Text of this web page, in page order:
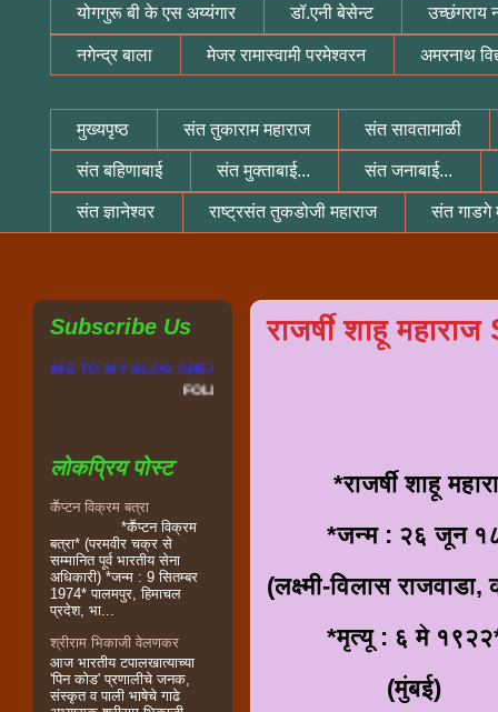
योगगुरू बी के एस अय्यंगार डॉ.एनी बेसेन्ट उच्छंगराय
नगेन्द्र बाला मेजर रामास्वामी परमेश्वरन अमरनाथ
मुख्यपृष्ठ संत तुकाराम महाराज संत सावतामाळी
संत बहिणाबाई संत मुक्ताबाई... संत जनाबाई...
संत ज्ञानेश्वर राष्ट्रसंत तुकडोजी महाराज संत गाडगे
राजर्षी शाहू
*राजर्षी शाहू
*जन्म : २६ जून
(लक्ष्मी-विलास
*मृत्यू : ६ मे
(मुंबई)
Subscribe Us
MY BLOG GREAT INDIAN THANKS FOR VISIT MY BLOG AND FOLLOW
लोकप्रिय पोस्ट
कॕप्टन विक्रम बत्रा
*कॕप्टन विक्रम
बत्रा* (परमवीर चक्र से
सम्मानित पूर्व भारतीय सेना
अधिकारी) *जन्म : 9 सितम्बर
1974* पालमपुर, हिमाचल
प्रदेश, भा...
श्रीराम भिकाजी वेलणकर
आज भारतीय टपालखात्याच्या
'पिन कोड' प्रणालीचे जनक,
संस्कृत व पाली भाषेचे गाढे